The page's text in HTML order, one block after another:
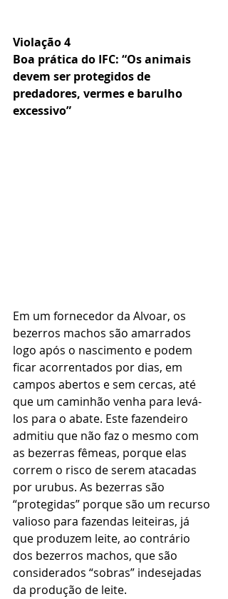
Violação 4
Boa prática do IFC: “Os animais
devem ser protegidos de
predadores, vermes e barulho
excessivo”
Em um fornecedor da Alvoar, os
bezerros machos são amarrados
logo após o nascimento e podem
ficar acorrentados por dias, em
campos abertos e sem cercas, até
que um caminhão venha para levá-
los para o abate. Este fazendeiro
admitiu que não faz o mesmo com
as bezerras fêmeas, porque elas
correm o risco de serem atacadas
por urubus. As bezerras são
“protegidas” porque são um recurso
valioso para fazendas leiteiras, já
que produzem leite, ao contrário
dos bezerros machos, que são
considerados “sobras” indesejadas
da produção de leite.